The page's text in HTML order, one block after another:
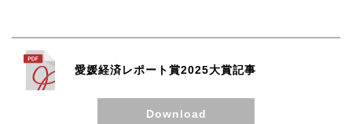
愛媛経済レポート賞2025大賞記事
Download